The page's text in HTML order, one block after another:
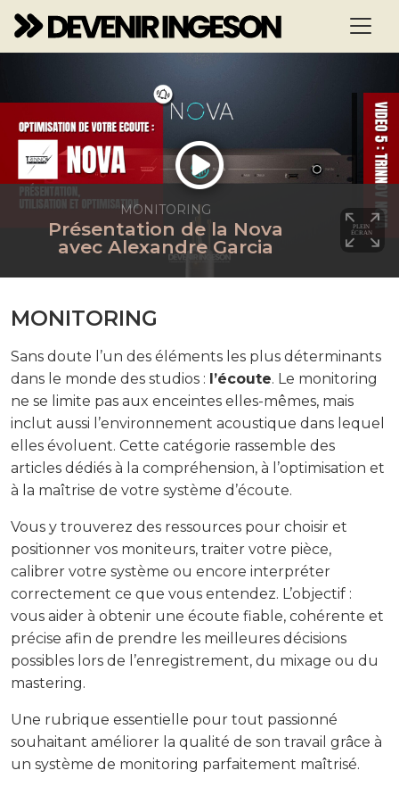
MONITORING
Présentation de la Nova
avec Alexandre Garcia
MONITORING
Sans doute l’un des éléments les plus déterminants
dans le monde des studios : l’écoute. Le monitoring
ne se limite pas aux enceintes elles-mêmes, mais
inclut aussi l’environnement acoustique dans lequel
elles évoluent. Cette catégorie rassemble des
articles dédiés à la compréhension, à l’optimisation et
à la maîtrise de votre système d’écoute.
Vous y trouverez des ressources pour choisir et
positionner vos moniteurs, traiter votre pièce,
calibrer votre système ou encore interpréter
correctement ce que vous entendez. L’objectif :
vous aider à obtenir une écoute fiable, cohérente et
précise afin de prendre les meilleures décisions
possibles lors de l’enregistrement, du mixage ou du
mastering.
Une rubrique essentielle pour tout passionné
souhaitant améliorer la qualité de son travail grâce à
un système de monitoring parfaitement maîtrisé.